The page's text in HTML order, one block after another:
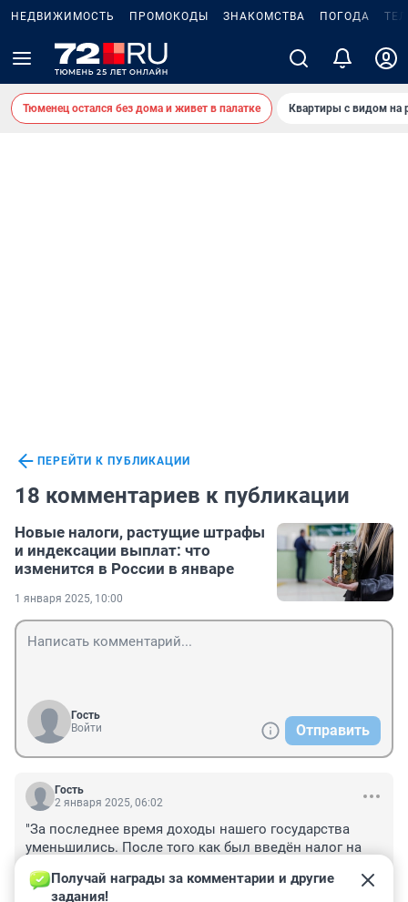
НЕДВИЖИМОСТЬ ПРОМОКОДЫ ЗНАКОМСТВА ПОГОДА
Тюменец остался без дома и живет в палатке Квартиры с видом на
ПЕРЕЙТИ К ПУБЛИКАЦИИ
18 комментариев к публикации
Новые налоги, растущие штрафы
и индексации выплат: что
изменится в России в январе
1 января 2025, 10:00
Гость
Войти
Отправить
Гость
2 января 2025, 06:02
"За последнее время доходы нашего государства
уменьшились. После того как был введён налог на
возмутительно! Молчаааать! Кроме того, вводится
Получай награды за комментарии и другие
задания!